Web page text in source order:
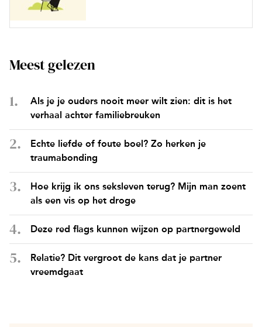
Meest gelezen
Als je je ouders nooit meer wilt zien: dit is het
verhaal achter familiebreuken
Echte liefde of foute boel? Zo herken je
traumabonding
Hoe krijg ik ons seksleven terug? Mijn man zoent
als een vis op het droge
Deze red flags kunnen wijzen op partnergeweld
Relatie? Dit vergroot de kans dat je partner
vreemdgaat